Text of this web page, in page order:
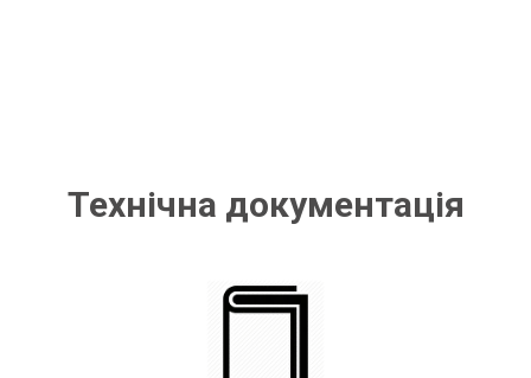
Технічна документація